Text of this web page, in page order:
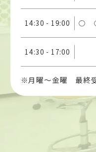
14:30 - 19:00 ○
14:30 - 17:00
※月曜〜金曜 最終